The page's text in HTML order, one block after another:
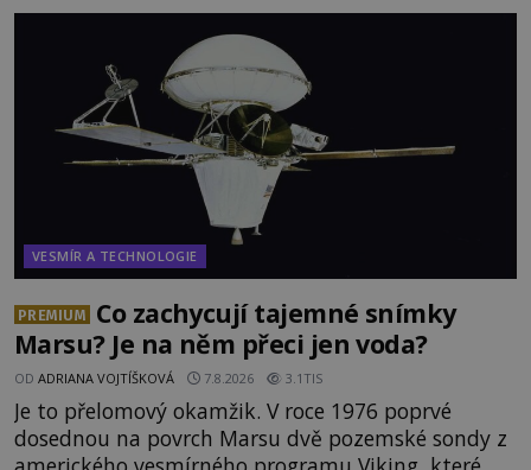
jen o nějaký optický klam, nebo se zde skutečně
právě vznáší mimozemská loď
VESMÍR A TECHNOLOGIE
PREMIUM
Co zachycují tajemné snímky
Marsu? Je na něm přeci jen voda?
OD ADRIANA VOJTÍŠKOVÁ 7.8.2026 3.1TIS
Je to přelomový okamžik. V roce 1976 poprvé
dosednou na povrch Marsu dvě pozemské sondy z